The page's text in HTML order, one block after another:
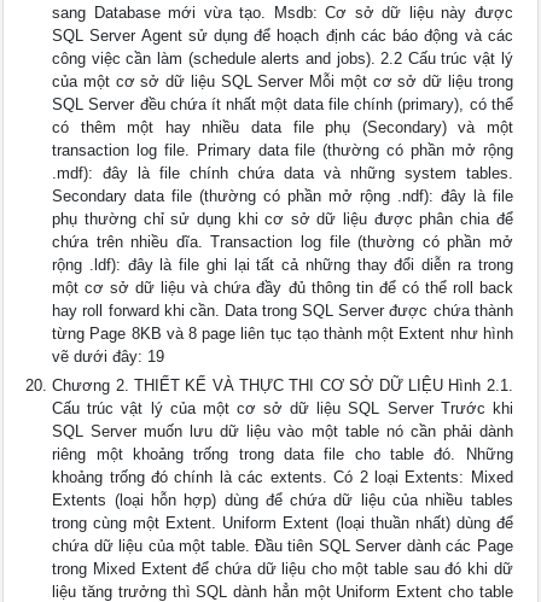
sang Database mới vừa tạo. Msdb: Cơ sở dữ liệu này được
SQL Server Agent sử dụng để hoạch định các báo động và các
công việc cần làm (schedule alerts and jobs). 2.2 Cấu trúc vật lý
của một cơ sở dữ liệu SQL Server Mỗi một cơ sở dữ liệu trong
SQL Server đều chứa ít nhất một data file chính (primary), có thể
có thêm một hay nhiều data file phụ (Secondary) và một
transaction log file. Primary data file (thường có phần mở rộng
.mdf): đây là file chính chứa data và những system tables.
Secondary data file (thường có phần mở rộng .ndf): đây là file
phụ thường chỉ sử dụng khi cơ sở dữ liệu được phân chia để
chứa trên nhiều dĩa. Transaction log file (thường có phần mở
rộng .ldf): đây là file ghi lại tất cả những thay đổi diễn ra trong
một cơ sở dữ liệu và chứa đầy đủ thông tin để có thể roll back
hay roll forward khi cần. Data trong SQL Server được chứa thành
từng Page 8KB và 8 page liên tục tạo thành một Extent như hình
vẽ dưới đây: 19
Chương 2. THIẾT KẾ VÀ THỰC THI CƠ SỞ DỮ LIỆU Hình 2.1.
Cấu trúc vật lý của một cơ sở dữ liệu SQL Server Trước khi
SQL Server muốn lưu dữ liệu vào một table nó cần phải dành
riêng một khoảng trống trong data file cho table đó. Những
khoảng trống đó chính là các extents. Có 2 loại Extents: Mixed
Extents (loại hỗn hợp) dùng để chứa dữ liệu của nhiều tables
trong cùng một Extent. Uniform Extent (loại thuần nhất) dùng để
chứa dữ liệu của một table. Ðầu tiên SQL Server dành các Page
trong Mixed Extent để chứa dữ liệu cho một table sau đó khi dữ
liệu tăng trưởng thì SQL dành hẳn một Uniform Extent cho table